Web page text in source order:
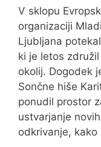
V sklopu
organizaciji
Ljubljana
ki je letos
okolij. Dogodek
Sončne hiše
ponudil prostor
ustvarjanje
odkrivanje,